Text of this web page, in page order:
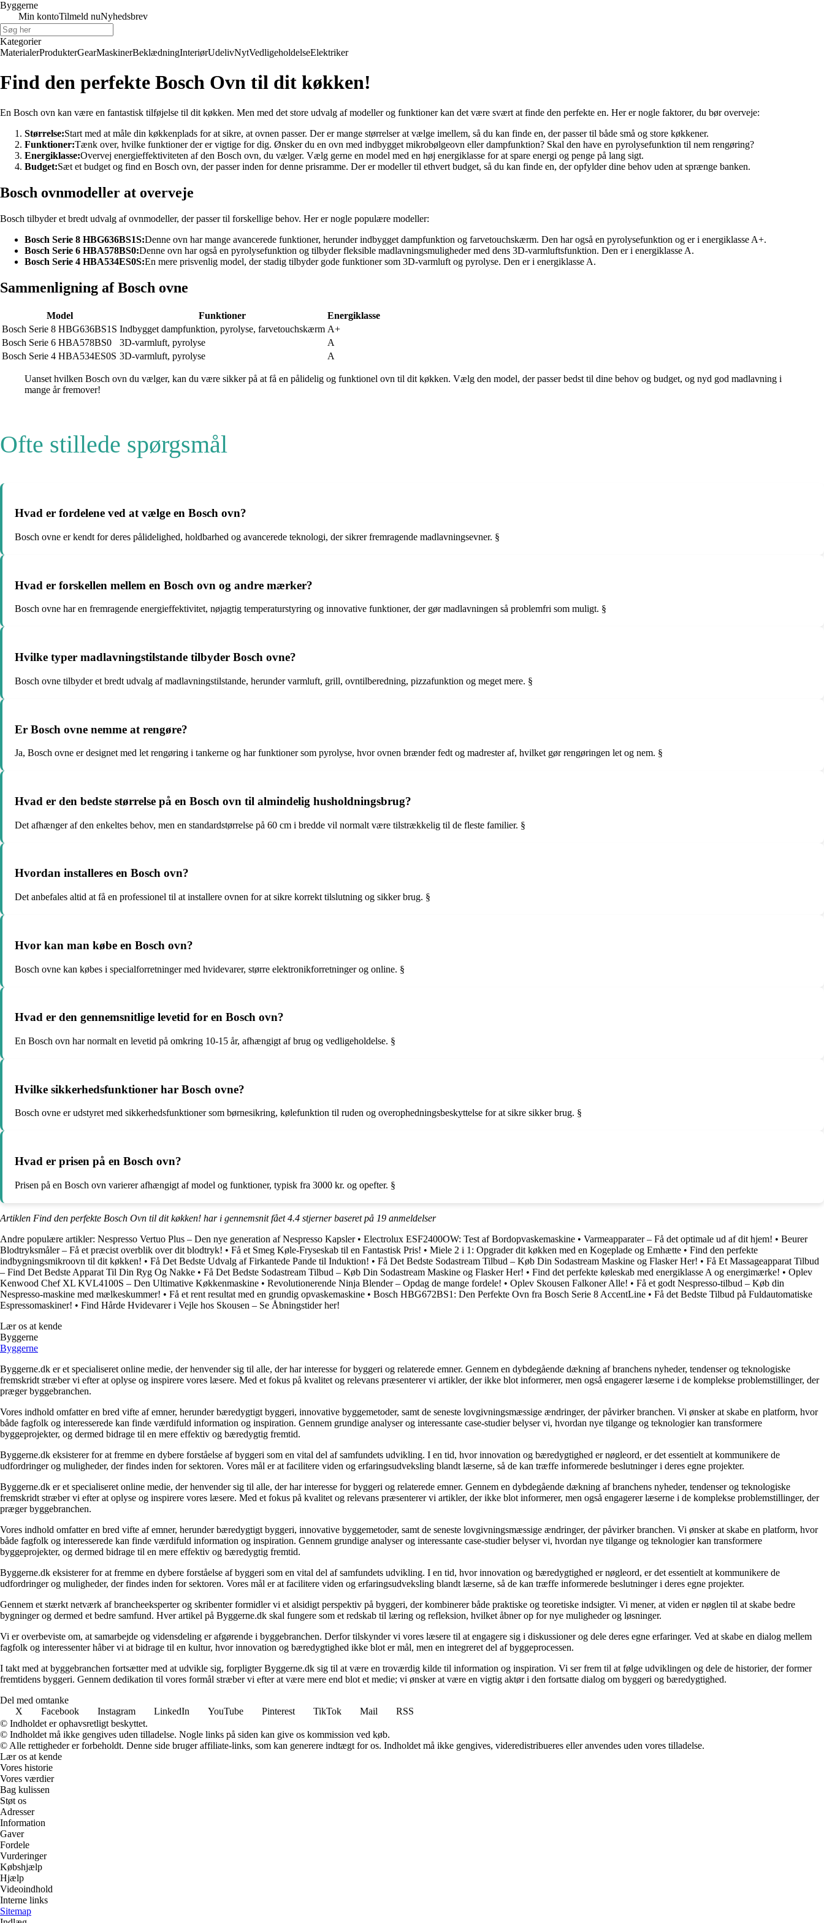
Byggerne
Min kontoTilmeld nuNyhedsbrev
Kategorier
MaterialerProdukterGearMaskinerBeklædningInteriørUdelivNytVedligeholdelseElektriker
Find den perfekte Bosch Ovn til dit køkken!
En Bosch ovn kan være en fantastisk tilføjelse til dit køkken. Men med det store udvalg af modeller og funktioner kan det være svært at finde den perfekte en. Her er nogle faktorer, du bør overveje:
Størrelse:Start med at måle din køkkenplads for at sikre, at ovnen passer. Der er mange størrelser at vælge imellem, så du kan finde en, der passer til både små og store køkkener.
Funktioner:Tænk over, hvilke funktioner der er vigtige for dig. Ønsker du en ovn med indbygget mikrobølgeovn eller dampfunktion? Skal den have en pyrolysefunktion til nem rengøring?
Energiklasse:Overvej energieffektiviteten af den Bosch ovn, du vælger. Vælg gerne en model med en høj energiklasse for at spare energi og penge på lang sigt.
Budget:Sæt et budget og find en Bosch ovn, der passer inden for denne prisramme. Der er modeller til ethvert budget, så du kan finde en, der opfylder dine behov uden at sprænge banken.
Bosch ovnmodeller at overveje
Bosch tilbyder et bredt udvalg af ovnmodeller, der passer til forskellige behov. Her er nogle populære modeller:
Bosch Serie 8 HBG636BS1S:Denne ovn har mange avancerede funktioner, herunder indbygget dampfunktion og farvetouchskærm. Den har også en pyrolysefunktion og er i energiklasse A+.
Bosch Serie 6 HBA578BS0:Denne ovn har også en pyrolysefunktion og tilbyder fleksible madlavningsmuligheder med dens 3D-varmluftsfunktion. Den er i energiklasse A.
Bosch Serie 4 HBA534ES0S:En mere prisvenlig model, der stadig tilbyder gode funktioner som 3D-varmluft og pyrolyse. Den er i energiklasse A.
Sammenligning af Bosch ovne
Model Funktioner
Energiklasse
Bosch Serie 8 HBG636BS1S Indbygget dampfunktion, pyrolyse, farvetouchskærm A+
Bosch Serie 6 HBA578BS0
3D-varmluft, pyrolyse
A
Bosch Serie 4 HBA534ES0S 3D-varmluft, pyrolyse A
Uanset hvilken Bosch ovn du vælger, kan du være sikker på at få en pålidelig og funktionel ovn til dit køkken. Vælg den model, der passer bedst til dine behov og budget, og nyd god madlavning i
mange år fremover!
Ofte stillede spørgsmål
Hvad er fordelene ved at vælge en Bosch ovn?
Bosch ovne er kendt for deres pålidelighed, holdbarhed og avancerede teknologi, der sikrer fremragende madlavningsevner. §
Hvad er forskellen mellem en Bosch ovn og andre mærker?
Bosch ovne har en fremragende energieffektivitet, nøjagtig temperaturstyring og innovative funktioner, der gør madlavningen så problemfri som muligt. §
Hvilke typer madlavningstilstande tilbyder Bosch ovne?
Bosch ovne tilbyder et bredt udvalg af madlavningstilstande, herunder varmluft, grill, ovntilberedning, pizzafunktion og meget mere. §
Er Bosch ovne nemme at rengøre?
Ja, Bosch ovne er designet med let rengøring i tankerne og har funktioner som pyrolyse, hvor ovnen brænder fedt og madrester af, hvilket gør rengøringen let og nem. §
Hvad er den bedste størrelse på en Bosch ovn til almindelig husholdningsbrug?
Det afhænger af den enkeltes behov, men en standardstørrelse på 60 cm i bredde vil normalt være tilstrækkelig til de fleste familier. §
Hvordan installeres en Bosch ovn?
Det anbefales altid at få en professionel til at installere ovnen for at sikre korrekt tilslutning og sikker brug. §
Hvor kan man købe en Bosch ovn?
Bosch ovne kan købes i specialforretninger med hvidevarer, større elektronikforretninger og online. §
Hvad er den gennemsnitlige levetid for en Bosch ovn?
En Bosch ovn har normalt en levetid på omkring 10-15 år, afhængigt af brug og vedligeholdelse. §
Hvilke sikkerhedsfunktioner har Bosch ovne?
Bosch ovne er udstyret med sikkerhedsfunktioner som børnesikring, kølefunktion til ruden og overophedningsbeskyttelse for at sikre sikker brug. §
Hvad er prisen på en Bosch ovn?
Prisen på en Bosch ovn varierer afhængigt af model og funktioner, typisk fra 3000 kr. og opefter. §
Artiklen Find den perfekte Bosch Ovn til dit køkken! har i gennemsnit fået4.4 stjerner baseret på 19 anmeldelser
Andre populære artikler: Nespresso Vertuo Plus – Den nye generation af Nespresso Kapsler• Electrolux ESF2400OW: Test af Bordopvaskemaskine • Varmeapparater – Få det optimale ud af dit hjem! • Beurer
Blodtryksmåler – Få et præcist overblik over dit blodtryk! • Få et Smeg Køle-Fryseskab til en Fantastisk Pris! • Miele 2 i 1: Opgrader dit køkken med en Kogeplade og Emhætte • Find den perfekte
indbygningsmikroovn til dit køkken! • Få Det Bedste Udvalg af Firkantede Pande til Induktion! • Få Det Bedste Sodastream Tilbud – Køb Din Sodastream Maskine og Flasker Her! • Få Et Massageapparat Tilbud
– Find Det Bedste Apparat Til Din Ryg Og Nakke • Få Det Bedste Sodastream Tilbud – Køb Din Sodastream Maskine og Flasker Her! • Find det perfekte køleskab med energiklasse A og energimærke! • Oplev
Kenwood Chef XL KVL4100S – Den Ultimative Køkkenmaskine • Revolutionerende Ninja Blender – Opdag de mange fordele! • Oplev Skousen Falkoner Alle! • Få et godt Nespresso-tilbud – Køb din
Nespresso-maskine med mælkeskummer! • Få et rent resultat med en grundig opvaskemaskine • Bosch HBG672BS1: Den Perfekte Ovn fra Bosch Serie 8 AccentLine • Få det Bedste Tilbud på Fuldautomatiske
Espressomaskiner! • Find Hårde Hvidevarer i Vejle hos Skousen – Se Åbningstider her!
Lær os at kende
Byggerne
Byggerne
Byggerne.dk er et specialiseret online medie, der henvender sig til alle, der har interesse for byggeri og relaterede emner. Gennem en dybdegående dækning af branchens nyheder, tendenser og teknologiske
fremskridt stræber vi efter at oplyse og inspirere vores læsere. Med et fokus på kvalitet og relevans præsenterer vi artikler, der ikke blot informerer, men også engagerer læserne i de komplekse problemstillinger, der
præger byggebranchen.
Vores indhold omfatter en bred vifte af emner, herunder bæredygtigt byggeri, innovative byggemetoder, samt de seneste lovgivningsmæssige ændringer, der påvirker branchen. Vi ønsker at skabe en platform, hvor
både fagfolk og interesserede kan finde værdifuld information og inspiration. Gennem grundige analyser og interessante case-studier belyser vi, hvordan nye tilgange og teknologier kan transformere
byggeprojekter, og dermed bidrage til en mere effektiv og bæredygtig fremtid.
Byggerne.dk eksisterer for at fremme en dybere forståelse af byggeri som en vital del af samfundets udvikling. I en tid, hvor innovation og bæredygtighed er nøgleord, er det essentielt at kommunikere de
udfordringer og muligheder, der findes inden for sektoren. Vores mål er at facilitere viden og erfaringsudveksling blandt læserne, så de kan træffe informerede beslutninger i deres egne projekter.
Byggerne.dk er et specialiseret online medie, der henvender sig til alle, der har interesse for byggeri og relaterede emner. Gennem en dybdegående dækning af branchens nyheder, tendenser og teknologiske
fremskridt stræber vi efter at oplyse og inspirere vores læsere. Med et fokus på kvalitet og relevans præsenterer vi artikler, der ikke blot informerer, men også engagerer læserne i de komplekse problemstillinger, der
præger byggebranchen.
Vores indhold omfatter en bred vifte af emner, herunder bæredygtigt byggeri, innovative byggemetoder, samt de seneste lovgivningsmæssige ændringer, der påvirker branchen. Vi ønsker at skabe en platform, hvor
både fagfolk og interesserede kan finde værdifuld information og inspiration. Gennem grundige analyser og interessante case-studier belyser vi, hvordan nye tilgange og teknologier kan transformere
byggeprojekter, og dermed bidrage til en mere effektiv og bæredygtig fremtid.
Byggerne.dk eksisterer for at fremme en dybere forståelse af byggeri som en vital del af samfundets udvikling. I en tid, hvor innovation og bæredygtighed er nøgleord, er det essentielt at kommunikere de
udfordringer og muligheder, der findes inden for sektoren. Vores mål er at facilitere viden og erfaringsudveksling blandt læserne, så de kan træffe informerede beslutninger i deres egne projekter.
Gennem et stærkt netværk af brancheeksperter og skribenter formidler vi et alsidigt perspektiv på byggeri, der kombinerer både praktiske og teoretiske indsigter. Vi mener, at viden er nøglen til at skabe bedre
bygninger og dermed et bedre samfund. Hver artikel på Byggerne.dk skal fungere som et redskab til læring og refleksion, hvilket åbner op for nye muligheder og løsninger.
Vi er overbeviste om, at samarbejde og vidensdeling er afgørende i byggebranchen. Derfor tilskynder vi vores læsere til at engagere sig i diskussioner og dele deres egne erfaringer. Ved at skabe en dialog mellem
fagfolk og interessenter håber vi at bidrage til en kultur, hvor innovation og bæredygtighed ikke blot er mål, men en integreret del af byggeprocessen.
I takt med at byggebranchen fortsætter med at udvikle sig, forpligter Byggerne.dk sig til at være en troværdig kilde til information og inspiration. Vi ser frem til at følge udviklingen og dele de historier, der former
fremtidens byggeri. Gennem dedikation til vores formål stræber vi efter at være mere end blot et medie; vi ønsker at være en vigtig aktør i den fortsatte dialog om byggeri og bæredygtighed.
Del med omtanke
X
Facebook Instagram LinkedIn YouTube Pinterest TikTok Mail
RSS
© Indholdet er ophavsretligt beskyttet.
© Indholdet må ikke gengives uden tilladelse. Nogle links på siden kan give os kommission ved køb.
© Alle rettigheder er forbeholdt. Denne side bruger affiliate-links, som kan generere indtægt for os. Indholdet må ikke gengives, videredistribueres eller anvendes uden vores tilladelse.
Lær os at kende
Vores historie
Vores værdier
Bag kulissen
Støt os
Adresser
Information
Gaver
Fordele
Vurderinger
Købshjælp
Hjælp
Videoindhold
Interne links
Sitemap